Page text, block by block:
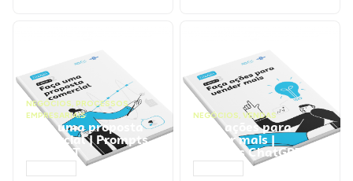
NEGÓCIOS, PROCESSOS
EMPRESARIAIS
Faça uma proposta
comercial | Prompts
ChatGPT
NEGÓCIOS, VENDAS
Faça ações para
vender mais |
Prompts ChatGPT